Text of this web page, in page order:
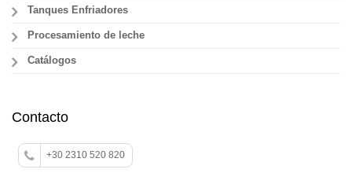
Tanques Enfriadores
Procesamiento de leche
Catálogos
Contacto
+30 2310 520 820